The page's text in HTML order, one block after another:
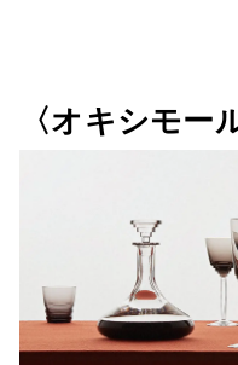
〈オキシモー